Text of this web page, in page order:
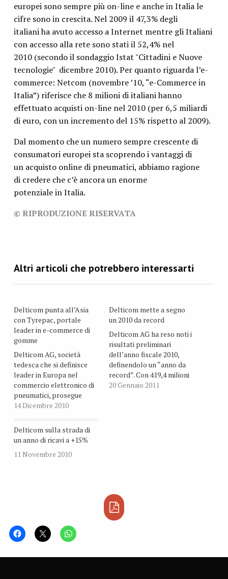
europei sono sempre più on-line e anche in Italia le
cifre sono in crescita. Nel 2009 il 47,3% degli
italiani ha avuto accesso a Internet mentre gli Italiani
con accesso alla rete sono stati il 52,4% nel
2010 (secondo il sondaggio Istat "Cittadini e Nuove
tecnologie" dicembre 2010). Per quanto riguarda l’e-
commerce: Netcom (novembre ’10, “e-Commerce in
Italia”) riferisce che 8 milioni di italiani hanno
effettuato acquisti on-line nel 2010 (per 6,5 miliardi
di euro, con un incremento del 15% rispetto al 2009).
Dal momento che un numero sempre crescente di
consumatori europei sta scoprendo i vantaggi di
un acquisto online di pneumatici, abbiamo ragione
di credere che c’è ancora un enorme
potenziale in Italia.
© RIPRODUZIONE RISERVATA
Delticom punta all’Asia
con Tyrepac, portale
leader in e-commerce di
gomme
Delticom AG, società
tedesca che si definisce
leader in Europa nel
commercio elettronico di
pneumatici, prosegue
nello sviluppo del proprio
Singapore. Delticom ha
infatti acquisito, per un
importo non dichiarato,
una quota maggioritaria di
14 Dicembre 2010
Delticom mette a segno
un 2010 da record
Delticom AG ha reso noti i
risultati preliminari
dell’anno fiscale 2010,
definendolo un “anno da
record”. Con 419,4 milioni
di euro, la società tedesca
20 Gennaio 2011
Delticom sulla strada di
un anno di ricavi a +15%
11 Novembre 2010